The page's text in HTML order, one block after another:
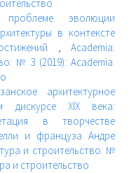
эволюции
в контексте
,Academia.
№ 3 (2019): Academia.
архитектурное
дискурсе XIX века:
в творчестве
и француза Андре
и строительство: №
и строительство